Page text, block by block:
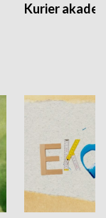
Kurier